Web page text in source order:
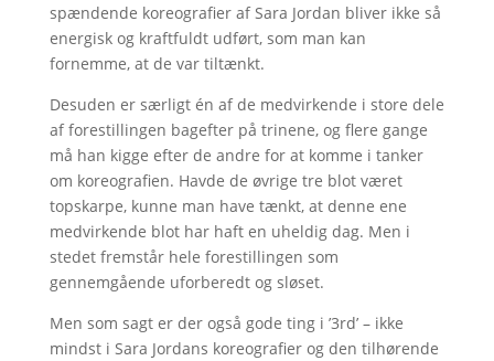
spændende koreografier af Sara Jordan bliver ikke så
energisk og kraftfuldt udført, som man kan
fornemme, at de var tiltænkt.
Desuden er særligt én af de medvirkende i store dele
af forestillingen bagefter på trinene, og flere gange
må han kigge efter de andre for at komme i tanker
om koreografien. Havde de øvrige tre blot været
topskarpe, kunne man have tænkt, at denne ene
medvirkende blot har haft en uheldig dag. Men i
stedet fremstår hele forestillingen som
gennemgående uforberedt og sløset.
Men som sagt er der også gode ting i ’3rd’ – ikke
mindst i Sara Jordans koreografier og den tilhørende